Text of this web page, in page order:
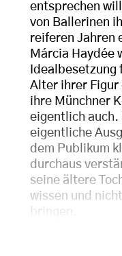
entsprechen
von Ballerinen
reiferen Jahren
Márcia Haydée
Idealbesetzung
Alter ihrer Figur
ihre Münchner
eigentlich auch.
eigentliche
dem Publikum
durchaus
seine ältere
wissen und
bringen.